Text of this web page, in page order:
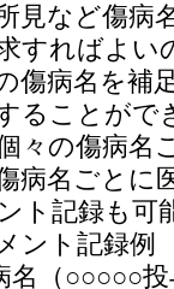
見など傷病
すればよい
傷病名を補
ることがで
々の傷病名
病名ごとに
ト記録も可
ント記録例
名（○○○○○